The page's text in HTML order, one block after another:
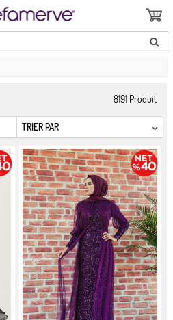
8191 Produit